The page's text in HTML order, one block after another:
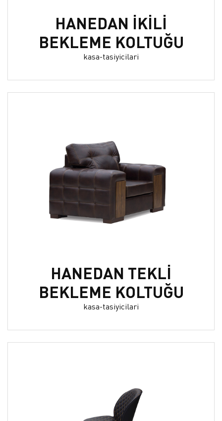
HANEDAN İKİLİ
BEKLEME KOLTUĞU
kasa-tasiyicilari
HANEDAN TEKLİ
BEKLEME KOLTUĞU
kasa-tasiyicilari